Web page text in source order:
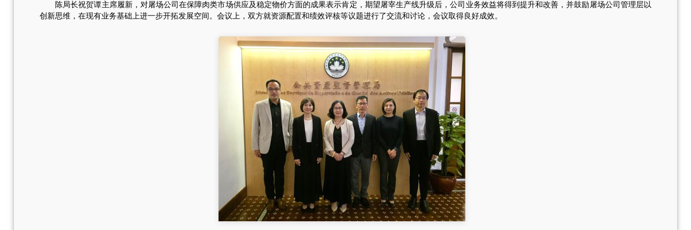
陈局长祝贺谭主席履新，对屠场公司在保障肉类市场供应及稳定物价方面的成果表示肯定，期望屠宰生产线升级后，公司业务效益将得到提升和改善，并鼓励屠场公司管理层以
创新思维，在现有业务基础上进一步开拓发展空间。会议上，双方就资源配置和绩效评核等议题进行了交流和讨论，会议取得良好成效。